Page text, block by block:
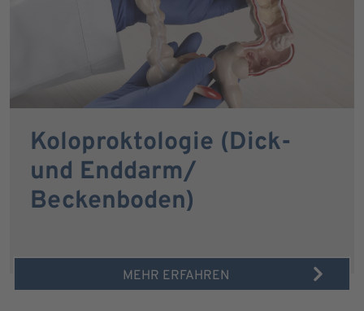
Koloproktologie (Dick-
und Enddarm/
Beckenboden)
MEHR ERFAHREN